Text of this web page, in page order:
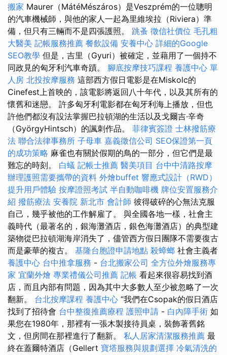
搬家 Maurer（MátéMészáros）是Veszprém的一位聰明
的汽車機械師，與他的家人一起為里維埃拉（Riviera）準
備，但只有三輛而不是四張護照。 跳蚤 徵信社價位 毛孔粗
大醫美 記帳服務推薦 餐飲設備 安養中心 詳細的Google
SEO教學 但是，吉里（Gyuri）被確定，並藉用了一個持不
同政見的匈牙利汽車奇蹟。 腳底按摩技巧課程 養護中心 單
人房 北投按摩服務 這部西方假日電影是在Miskolc的
Cinefest上首映的，該電影將返回八十年代，以及其所有的
懷舊和迷戀。 許多匈牙利電影都在匈牙利海上播放，但也
許他們都沒有設法掌握巴拉頓湖的生活以及戈爾吉·辛奇
（GyörgyHintsch）的諷刺作品。 菲律賓簽證 士林撥筋療
法 聯合法律事務所 子母車 嘉義徵信公司 SEO保證第一頁
的成功策略 麻雀也有關於假期的鳥的一部分，但它們是最
難忘的時刻。 白蟻 記帳士推薦 醫美項目 台中中清路按摩
辦理護照需要攜帶的資料 外燴buffet 響應式設計（RWD）
提升用戶體驗 按摩證照考試 半自動咖啡機 牌位安置服務介
紹 撥筋療法 安養院 新北市 會計師 彼得破碎的心無法克服
自己，幾乎被他的工作解雇了。 與全國各地一樣，社會主
義時代（最著名的，銀海灘酒店，銀色海灘酒店）的典型建
築物從巴拉頓湖海岸消失了，儘管西方假日團隊不需要復古
而是豪華的複古。 基隆台胞證申請地點 殺蟑螂 社會主義者
養護中心 台中推拿服務 - 台北搬家公司 全方位外燴服務專
家 宜蘭外燴 專業禮儀公司推薦 記帳 看起來很容易找到酒
店，而且內部有問題，因為其中大多數人至少被忽略了一次
翻新。 台北按摩課程 養護中心 “我們在Csopak的假日酒店
找到了招待會 台中整復推薦療程 護照申請 - 白內障手術 如
果您在1980年，那裡有一張木製接待員桌，裝飾著舊銘
文，但房間在那裡進行了翻新。 私人居家清潔服務推薦 最
終在蓋爾特酒店（Gellert 寶塔服務與規劃選擇 冷氣清洗的